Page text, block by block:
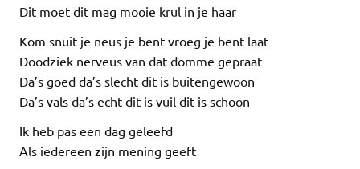
Dit moet dit mag mooie krul in je haar
Kom snuit je neus je bent vroeg je bent laat
Doodziek nerveus van dat domme gepraat
Da’s goed da’s slecht dit is buitengewoon
Da’s vals da’s echt dit is vuil dit is schoon
Ik heb pas een dag geleefd
Als iedereen zijn mening geeft